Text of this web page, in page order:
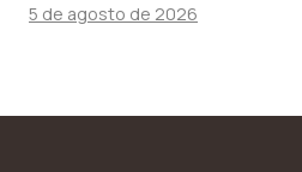
5 de agosto de 2026